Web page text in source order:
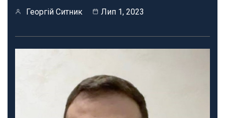
Георгій Ситник Лип 1, 2023